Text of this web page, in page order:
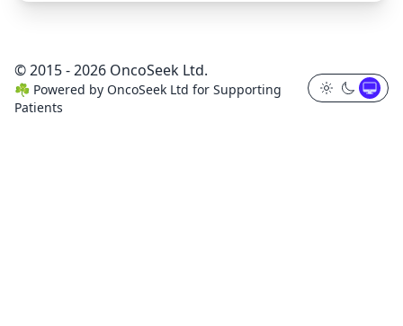
© 2015 - 2026 OncoSeek Ltd.
☘️ Powered by OncoSeek Ltd for Supporting
Patients